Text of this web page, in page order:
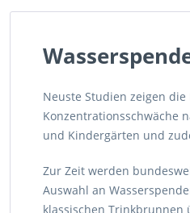
Neuste Studien zeigen
Konzentrationsschwäche
und Kindergärten und
Zur Zeit werden
Auswahl an
klassischen Trinkbrunnen